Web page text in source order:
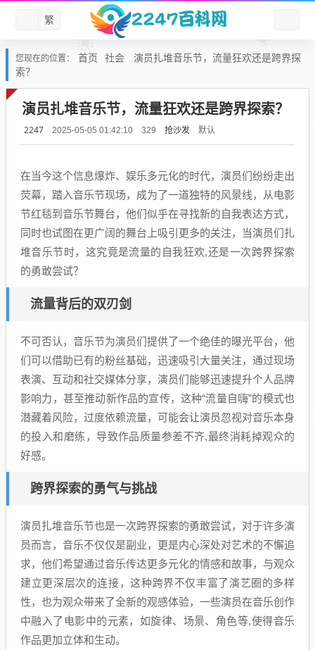
繁
您现在的位置： 首页 社会
演员扎堆音乐节，流量狂欢还是跨界探
索？
演员扎堆音乐节，流量狂欢还是跨界探索？
2247 2025-05-05 01:42:10 329 抢沙发 默认
在当今这个信息爆炸、娱乐多元化的时代，演员们纷纷走出
荧幕，踏入音乐节现场，成为了一道独特的风景线，从电影
节红毯到音乐节舞台，他们似乎在寻找新的自我表达方式，
同时也试图在更广阔的舞台上吸引更多的关注，当演员们扎
堆音乐节时，这究竟是流量的自我狂欢,还是一次跨界探索
的勇敢尝试？
流量背后的双刃剑
不可否认，音乐节为演员们提供了一个绝佳的曝光平台，他
们可以借助已有的粉丝基础，迅速吸引大量关注，通过现场
表演、互动和社交媒体分享，演员们能够迅速提升个人品牌
影响力，甚至推动新作品的宣传，这种“流量自嗨”的模式也
潜藏着风险，过度依赖流量，可能会让演员忽视对音乐本身
的投入和磨练，导致作品质量参差不齐,最终消耗掉观众的
好感。
跨界探索的勇气与挑战
演员扎堆音乐节也是一次跨界探索的勇敢尝试，对于许多演
员而言，音乐不仅仅是副业，更是内心深处对艺术的不懈追
求，他们希望通过音乐传达更多元化的情感和故事，与观众
建立更深层次的连接，这种跨界不仅丰富了演艺圈的多样
性，也为观众带来了全新的观感体验，一些演员在音乐创作
中融入了电影中的元素，如旋律、场景、角色等,使得音乐
作品更加立体和生动。